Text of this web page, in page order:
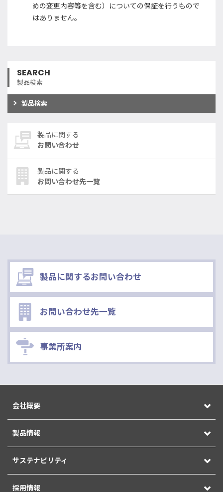
めの変更内容等を含む）についての保証を行うもので
はありません。
SEARCH
製品検索
製品検索
製品に関する
お問い合わせ
製品に関する
お問い合わせ先一覧
製品に関するお問い合わせ
お問い合わせ先一覧
事業所案内
会社概要
製品情報
サステナビリティ
採用情報